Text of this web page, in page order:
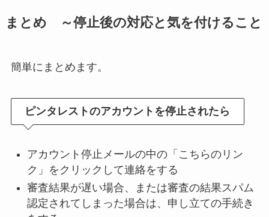
まとめ ～停止後の対応と気を付けること
簡単にまとめます。
ピンタレストのアカウントを停止されたら
アカウント停止メールの中の「こちらのリン
ク」をクリックして連絡をする
審査結果が遅い場合、または審査の結果スパム
認定されてしまった場合は、申し立ての手続き